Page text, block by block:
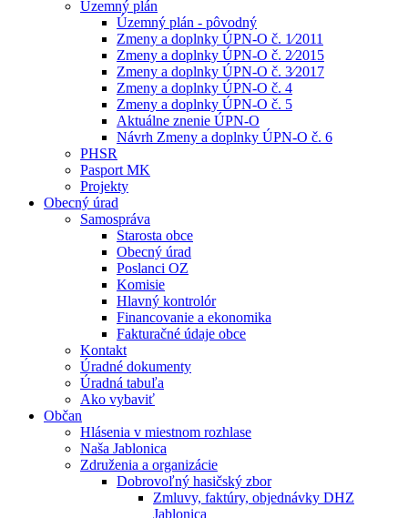
Územný plán
Územný plán - pôvodný
Zmeny a doplnky ÚPN-O č. 1⁄2011
Zmeny a doplnky ÚPN-O č. 2⁄2015
Zmeny a doplnky ÚPN-O č. 3⁄2017
Zmeny a doplnky ÚPN-O č. 4
Zmeny a doplnky ÚPN-O č. 5
Aktuálne znenie ÚPN-O
Návrh Zmeny a doplnky ÚPN-O č. 6
PHSR
Pasport MK
Projekty
Obecný úrad
Samospráva
Starosta obce
Obecný úrad
Poslanci OZ
Komisie
Hlavný kontrolór
Financovanie a ekonomika
Fakturačné údaje obce
Kontakt
Úradné dokumenty
Úradná tabuľa
Ako vybaviť
Občan
Hlásenia v miestnom rozhlase
Naša Jablonica
Združenia a organizácie
Dobrovoľný hasičský zbor
Zmluvy, faktúry, objednávky DHZ
Jablonica